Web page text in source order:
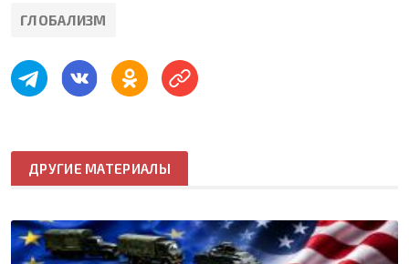
ГЛОБАЛИЗМ
ДРУГИЕ МАТЕРИАЛЫ